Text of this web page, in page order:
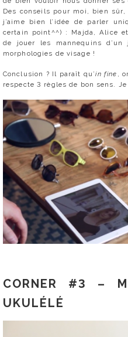
Des conseils pour moi, bien
j’aime bien l’idée de parler
certain point^^) : Majda, Alice
de jouer les mannequins
morphologies de visage !
Conclusion ? Il paraît qu’in fine ,
respecte 3 règles de bon sens.
CORNER #3 –
UKULÉLÉ